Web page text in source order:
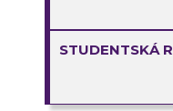
STUDENTSKÁ